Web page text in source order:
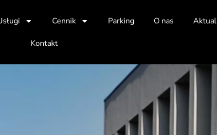
Cennik Parking O nas
Kontakt